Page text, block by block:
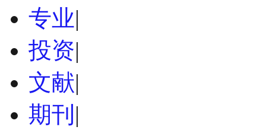
专业|
投资|
文献|
期刊 |